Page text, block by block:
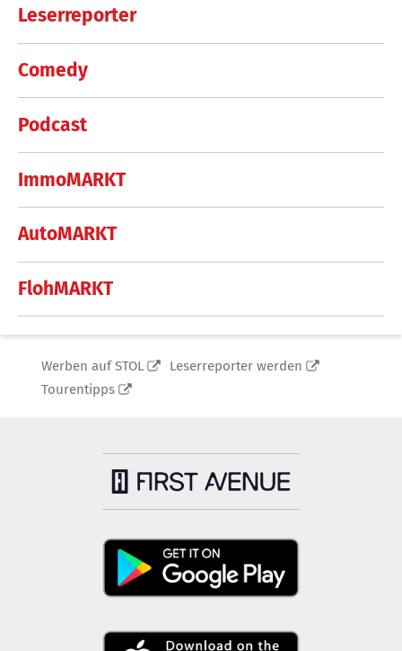
Leserreporter
Comedy
Podcast
ImmoMARKT
AutoMARKT
FlohMARKT
Werben auf STOL
Leserreporter werden
Tourentipps